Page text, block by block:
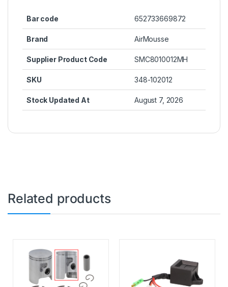
Bar code 652733669872
Brand AirMousse
Supplier Product Code SMC8010012MH
SKU 348-102012
Stock Updated At August 7, 2026
Related products